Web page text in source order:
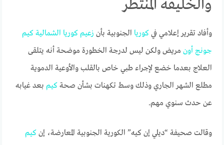
والخليفة المنتظر
وأفاد تقرير إعلامي فيكوريا الجنوبية بأن زعيم كوريا الشمالية كيم
جونج أون مريض ولكن ليس لدرجة الخطورة موضحة أنه يتلقى
العلاج بعدما خضع لإجراء طبي خاص بالقلب والأوعية الدموية
مطلع الشهر الجاري وذلك وسط تكهنات بشأن صحةكيم بعد غيابه
عن حدث سنوي مهم.
وقالت صحيفة “ديلي إن كيه” الكورية الجنوبية المعارضة، إنكيم